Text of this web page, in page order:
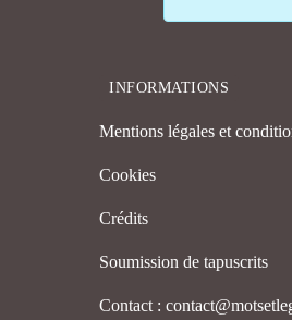
INFORMATIONS
Mentions légales et
Cookies
Crédits
Soumission de tapuscrits
Contact :